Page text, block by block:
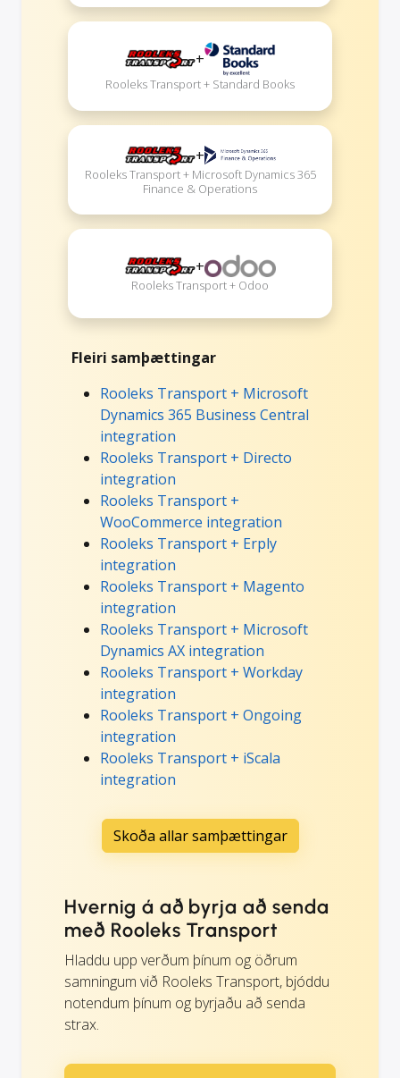
+
Rooleks Transport + Standard Books
+
Rooleks Transport + Microsoft Dynamics 365
Finance & Operations
+
Rooleks Transport + Odoo
Fleiri samþættingar
Rooleks Transport + Microsoft
Dynamics 365 Business Central
integration
Rooleks Transport + Directo
integration
Rooleks Transport +
WooCommerce integration
Rooleks Transport + Erply
integration
Rooleks Transport + Magento
integration
Rooleks Transport + Microsoft
Dynamics AX integration
Rooleks Transport + Workday
integration
Rooleks Transport + Ongoing
integration
Rooleks Transport + iScala
integration
Skoða allar samþættingar
Hvernig á að byrja að senda
með Rooleks Transport
Hladdu upp verðum þínum og öðrum
samningum við Rooleks Transport, bjóddu
notendum þínum og byrjaðu að senda
strax.